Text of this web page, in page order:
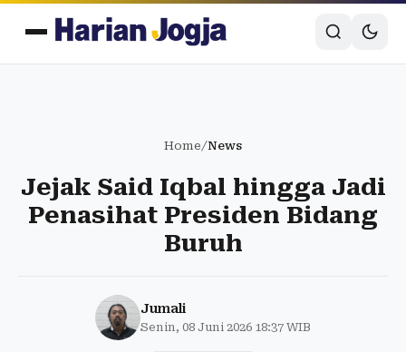
Home/News
Jejak Said Iqbal hingga Jadi
Penasihat Presiden Bidang
Buruh
Jumali
Senin, 08 Juni 2026 18:37 WIB